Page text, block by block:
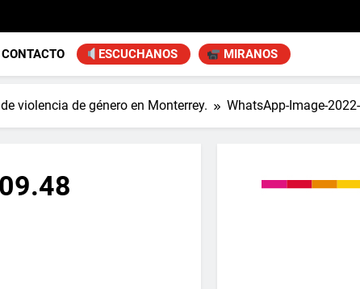
2
CONTACTO ESCUCHANOS MIRANOS
violencia de género en Monterrey. WhatsApp-Image-